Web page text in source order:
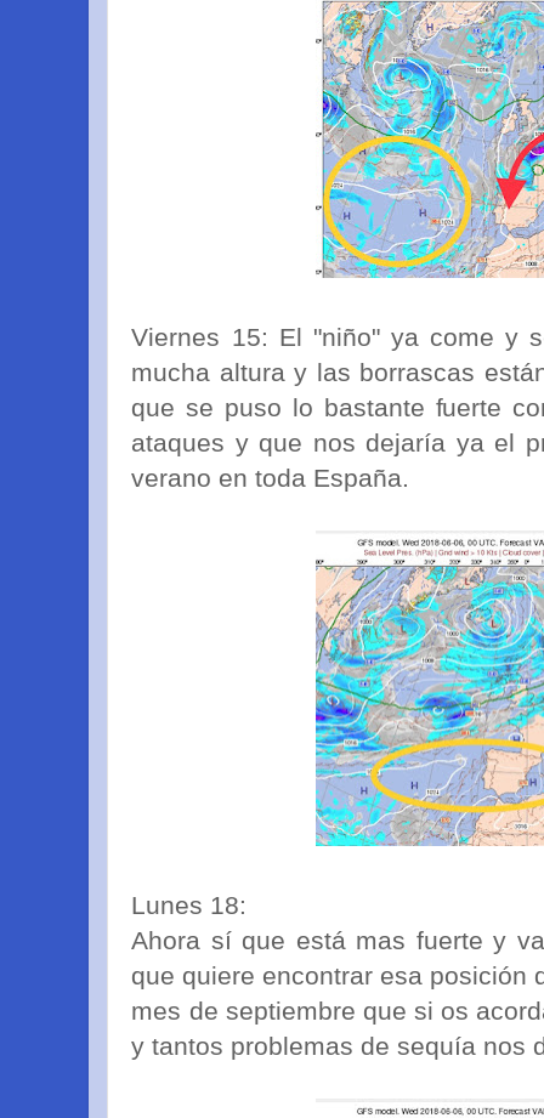
Viernes 15: El "niño" ya come y
mucha altura y las borrascas
que se puso lo bastante fuerte
ataques y que nos dejaría ya el
verano en toda España.
Lunes 18:
Ahora sí que está mas fuerte y
que quiere encontrar esa posición
mes de septiembre que si os
y tantos problemas de sequía nos